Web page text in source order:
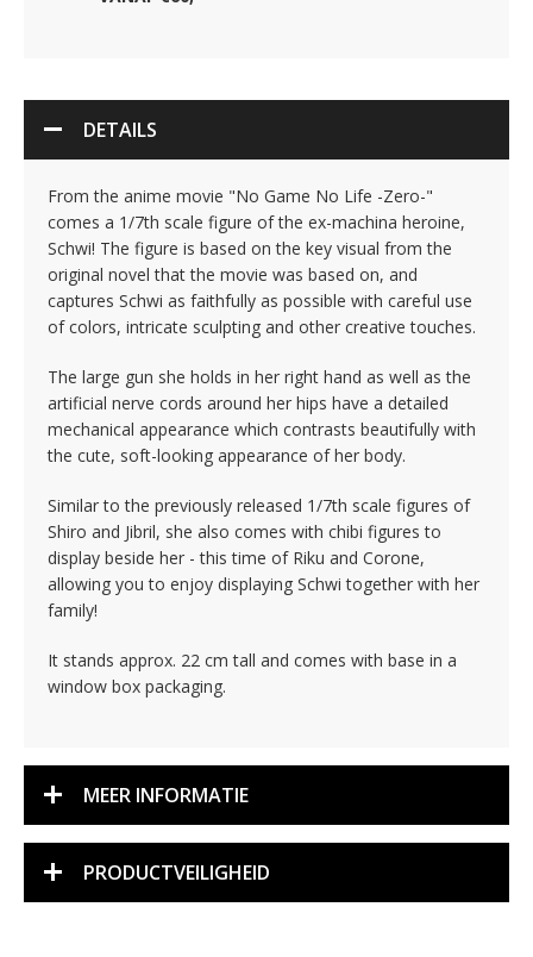
DETAILS
From the anime movie "No Game No Life -Zero-"
comes a 1/7th scale figure of the ex-machina heroine,
Schwi! The figure is based on the key visual from the
original novel that the movie was based on, and
captures Schwi as faithfully as possible with careful use
of colors, intricate sculpting and other creative touches.
The large gun she holds in her right hand as well as the
artificial nerve cords around her hips have a detailed
mechanical appearance which contrasts beautifully with
the cute, soft-looking appearance of her body.
Similar to the previously released 1/7th scale figures of
Shiro and Jibril, she also comes with chibi figures to
display beside her - this time of Riku and Corone,
allowing you to enjoy displaying Schwi together with her
family!
It stands approx. 22 cm tall and comes with base in a
window box packaging.
MEER INFORMATIE
PRODUCTVEILIGHEID